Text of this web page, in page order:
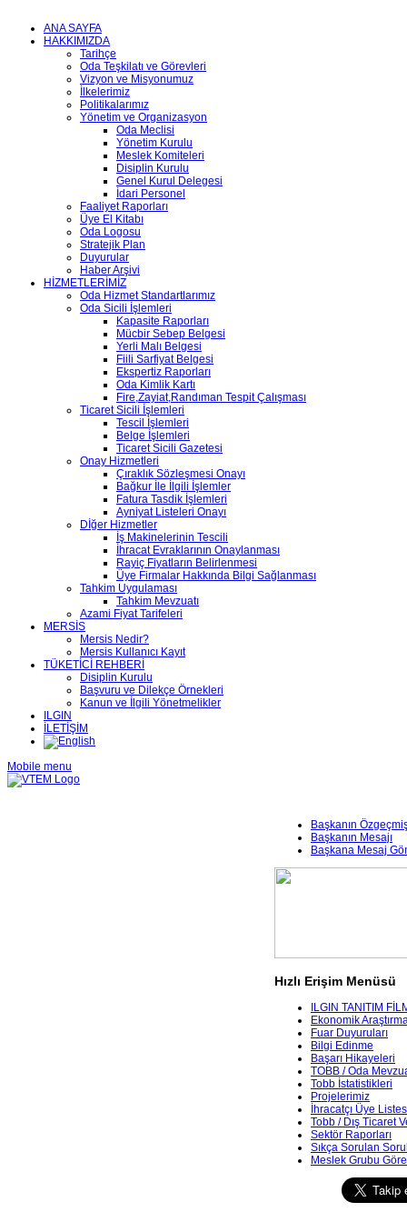
ANA SAYFA
HAKKIMIZDA
Tarihçe
Oda Teşkilatı ve Görevleri
Vizyon ve Misyonumuz
İlkelerimiz
Politikalarımız
Yönetim ve Organizasyon
Oda Meclisi
Yönetim Kurulu
Meslek Komiteleri
Disiplin Kurulu
Genel Kurul Delegesi
İdari Personel
Faaliyet Raporları
Üye El Kitabı
Oda Logosu
Stratejik Plan
Duyurular
Haber Arşivi
HİZMETLERİMİZ
Oda Hizmet Standartlarımız
Oda Sicili İşlemleri
Kapasite Raporları
Mücbir Sebep Belgesi
Yerli Malı Belgesi
Fiili Sarfiyat Belgesi
Ekspertiz Raporları
Oda Kimlik Kartı
Fire,Zayiat,Randıman Tespit Çalışması
Ticaret Sicili İşlemleri
Tescil İşlemleri
Belge İşlemleri
Ticaret Sicili Gazetesi
Onay Hizmetleri
Çıraklık Sözleşmesi Onayı
Bağkur İle İlgili İşlemler
Fatura Tasdik İşlemleri
Ayniyat Listeleri Onayı
Dİğer Hizmetler
İş Makinelerinin Tescili
İhracat Evraklarının Onaylanması
Rayiç Fiyatların Belirlenmesi
Üye Firmalar Hakkında Bilgi Sağlanması
Tahkim Uygulaması
Tahkim Mevzuatı
Azami Fiyat Tarifeleri
MERSİS
Mersis Nedir?
Mersis Kullanıcı Kayıt
TÜKETİCİ REHBERİ
Disiplin Kurulu
Başvuru ve Dilekçe Örnekleri
Kanun ve İlgili Yönetmelikler
ILGIN
İLETİŞİM
Mobile menu
Başkanın
Başkanın Mesajı
Başkana Mesaj
Hızlı Erişim Menüsü
ILGIN TANITIM
Ekonomik
Fuar Duyuruları
Bilgi Edinme
Başarı Hikayeleri
TOBB / Oda
Tobb İstatistikleri
Projelerimiz
İhracatçı Üye
Tobb / Dış Ticaret
Sektör Raporları
Sıkça Sorulan
Meslek Grubu